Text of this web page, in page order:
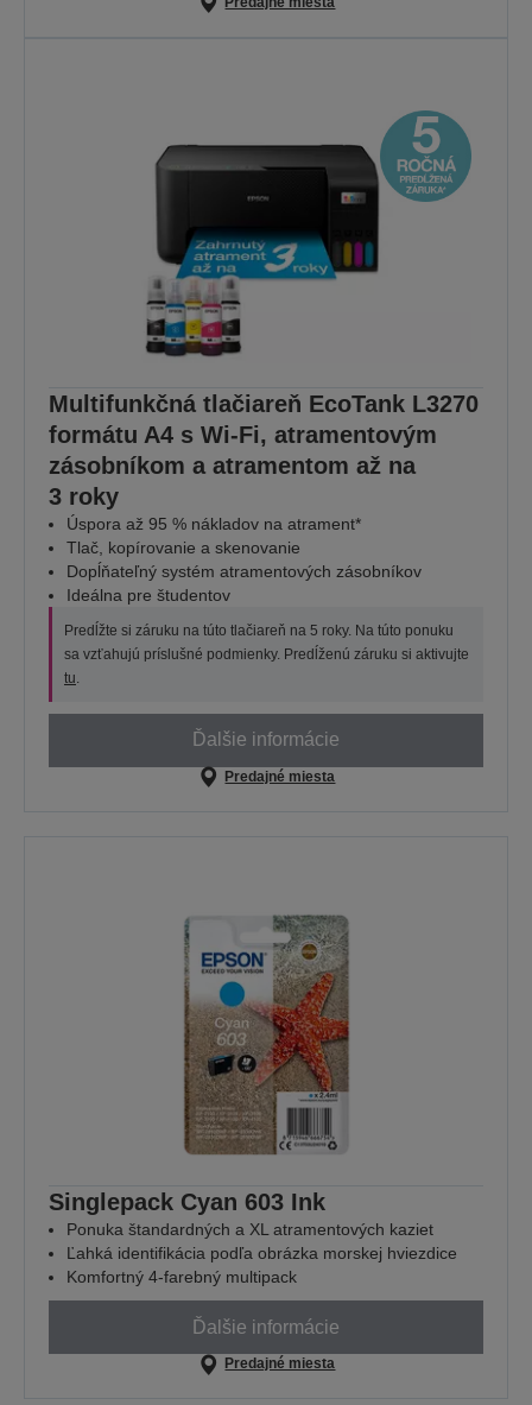
Multifunkčná tlačiareň EcoTank L3270
formátu A4 s Wi-Fi, atramentovým
zásobníkom a atramentom až na
3 roky
Úspora až 95 % nákladov na atrament*
Tlač, kopírovanie a skenovanie
Dopĺňateľný systém atramentových zásobníkov
Ideálna pre študentov
Predĺžte si záruku na túto tlačiareň na 5 roky. Na túto ponuku
sa vzťahujú príslušné podmienky. Predĺženú záruku si aktivujte
tu.
Ďalšie informácie
Predajné miesta
Singlepack Cyan 603 Ink
Ponuka štandardných a XL atramentových kaziet
Ľahká identifikácia podľa obrázka morskej hviezdice
Komfortný 4-farebný multipack
Ďalšie informácie
Predajné miesta